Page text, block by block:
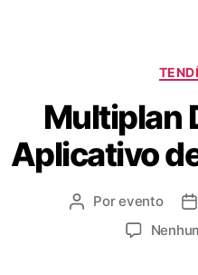
Multiplan
Aplicativo
Porevento